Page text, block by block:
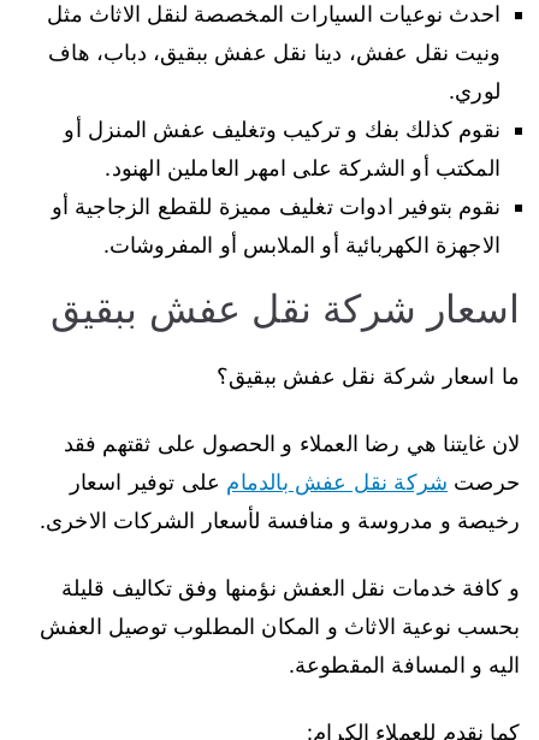
احدث نوعيات السيارات المخصصة لنقل الاثاث مثل
ونيت نقل عفش، دينا نقل عفش ببقيق، دباب، هاف
لوري.
نقوم كذلك بفك و تركيب وتغليف عفش المنزل أو
المكتب أو الشركة على امهر العاملين الهنود.
نقوم بتوفير ادوات تغليف مميزة للقطع الزجاجية أو
الاجهزة الكهربائية أو الملابس أو المفروشات.
اسعار شركة نقل عفش ببقيق
ما اسعار شركة نقل عفش ببقيق؟
لان غايتنا هي رضا العملاء و الحصول على ثقتهم فقد
حرصت شركة نقل عفش بالدمام على توفير اسعار
رخيصة و مدروسة و منافسة لأسعار الشركات الاخرى.
و كافة خدمات نقل العفش نؤمنها وفق تكاليف قليلة
بحسب نوعية الاثاث و المكان المطلوب توصيل العفش
اليه و المسافة المقطوعة.
كما نقدم للعملاء الكرام: